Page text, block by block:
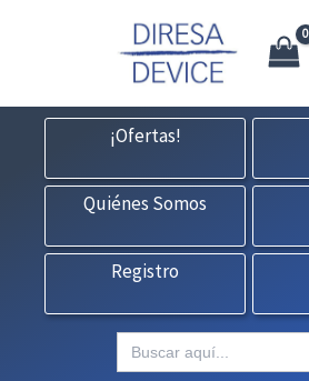
consultas@fedbuy.es|
¡Ofertas!
Quiénes Somos
Registro
Buscar: